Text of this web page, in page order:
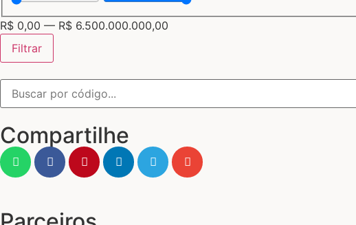
R$ 0,00 — R$ 6.500.000.000,00
Filtrar
Compartilhe